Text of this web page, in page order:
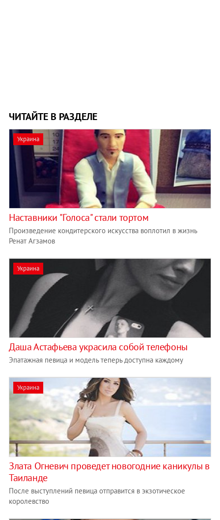
ЧИТАЙТЕ В РАЗДЕЛЕ
Украина
Наставники "Голоса" стали тортом
Произведение кондитерского искусства воплотил в жизнь
Ренат Агзамов
Украина
Даша Астафьева украсила собой телефоны
Эпатажная певица и модель теперь доступна каждому
Украина
Злата Огневич проведет новогодние каникулы в
Таиланде
После выступлений певица отправится в экзотическое
королевство